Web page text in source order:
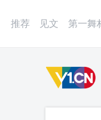
推荐 见文 第一舞